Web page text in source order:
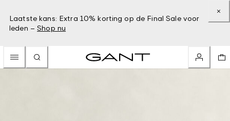
Laatste kans: Extra 10% korting op de Final Sale voor
leden – Shop nu